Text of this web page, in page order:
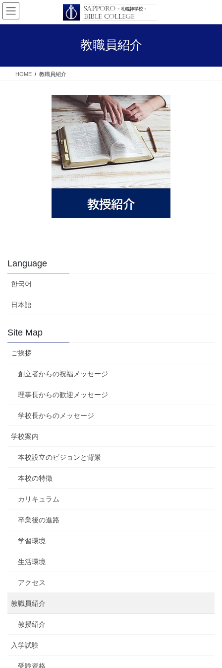
コ
ン
テ
ス
ナ
ビ
ゲ
ン
教職員紹介
HOME 教職員紹介
Language
한국어
日本語
Site Map
ご挨拶
創立者からの祝福メッセージ
理事長からの歓迎メッセージ
学校長からのメッセージ
学校案内
本校設立のビジョンと背景
本校の特徴
カリキュラム
卒業後の進路
学習環境
生活環境
アクセス
教職員紹介
教授紹介
入学試験
受験資格